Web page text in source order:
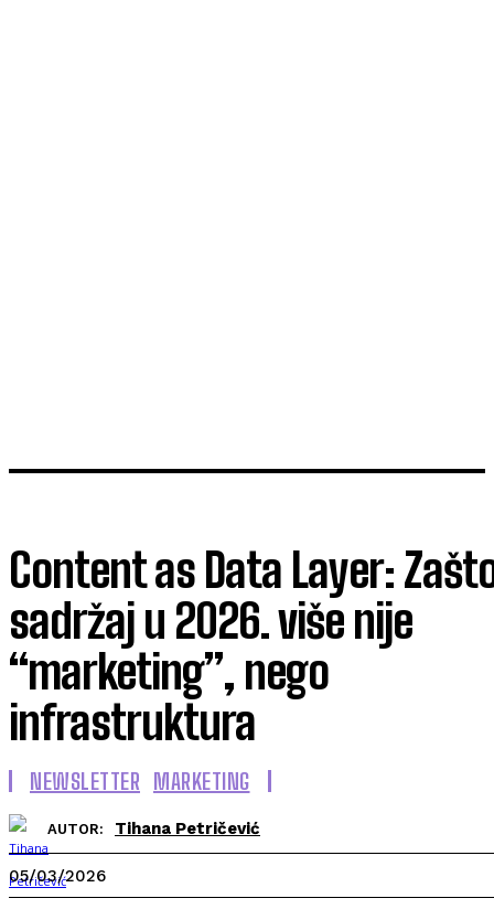
Content as Data Layer:
sadržaj u 2026. više nije
“marketing”, nego
infrastruktura
NEWSLETTER MARKETING
AUTOR: Tihana Petričević
05/03/2026